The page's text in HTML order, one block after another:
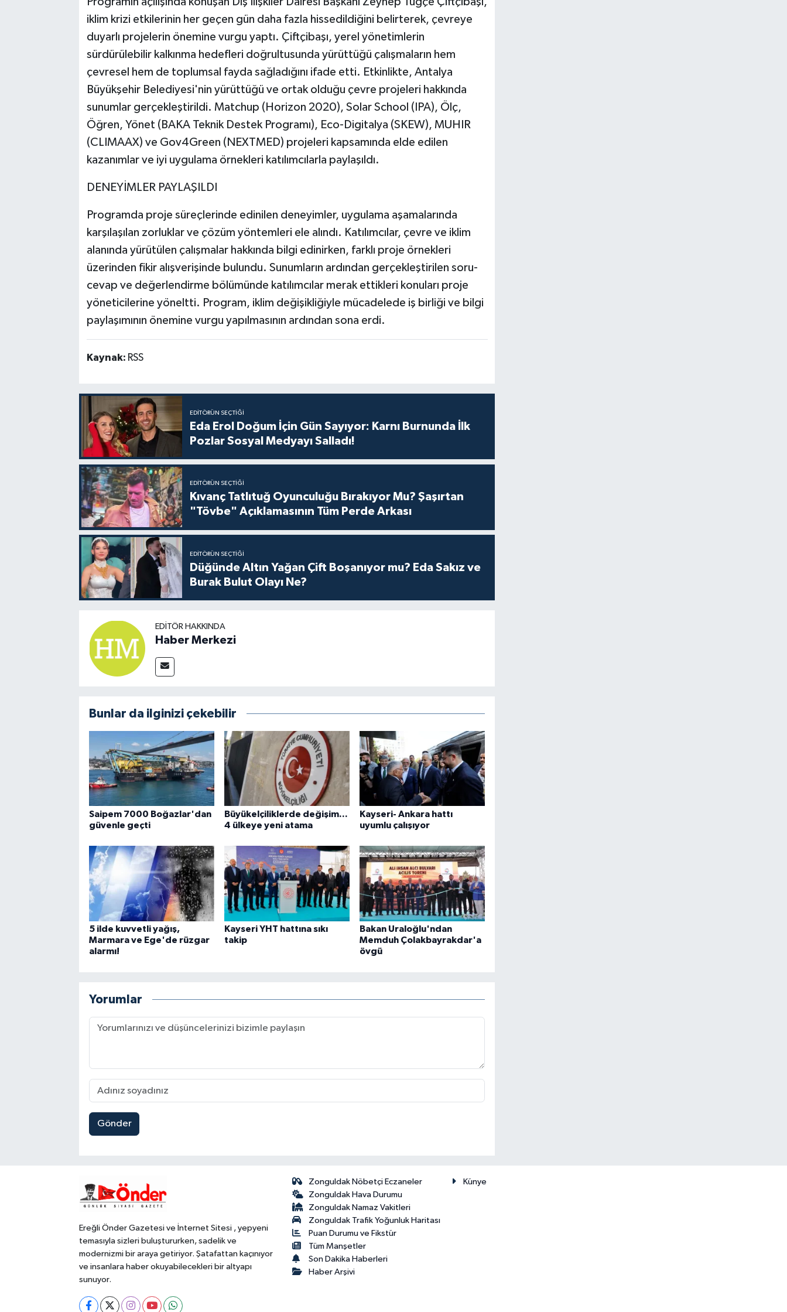
iklim krizi etkilerinin her geçen gün daha fazla hissedildiğini belirterek, çevreye
duyarlı projelerin önemine vurgu yaptı. Çiftçibaşı, yerel yönetimlerin
sürdürülebilir kalkınma hedefleri doğrultusunda yürüttüğü çalışmaların hem
çevresel hem de toplumsal fayda sağladığını ifade etti. Etkinlikte, Antalya
Büyükşehir Belediyesi'nin yürüttüğü ve ortak olduğu çevre projeleri hakkında
sunumlar gerçekleştirildi. Matchup (Horizon 2020), Solar School (IPA), Ölç,
Öğren, Yönet (BAKA Teknik Destek Programı), Eco-Digitalya (SKEW), MUHIR
(CLIMAAX) ve Gov4Green (NEXTMED) projeleri kapsamında elde edilen
kazanımlar ve iyi uygulama örnekleri katılımcılarla paylaşıldı.
DENEYİMLER PAYLAŞILDI
Programda proje süreçlerinde edinilen deneyimler, uygulama aşamalarında
karşılaşılan zorluklar ve çözüm yöntemleri ele alındı. Katılımcılar, çevre ve iklim
alanında yürütülen çalışmalar hakkında bilgi edinirken, farklı proje örnekleri
üzerinden fikir alışverişinde bulundu. Sunumların ardından gerçekleştirilen soru-
cevap ve değerlendirme bölümünde katılımcılar merak ettikleri konuları proje
yöneticilerine yöneltti. Program, iklim değişikliğiyle mücadelede iş birliği ve bilgi
paylaşımının önemine vurgu yapılmasının ardından sona erdi.
Kaynak: RSS
EDITÖRÜN SEÇTIĞI
Eda Erol Doğum İçin Gün Sayıyor: Karnı Burnunda İlk
Pozlar Sosyal Medyayı Salladı!
EDITÖRÜN SEÇTIĞI
Kıvanç Tatlıtuğ Oyunculuğu Bırakıyor Mu? Şaşırtan
"Tövbe" Açıklamasının Tüm Perde Arkası
EDITÖRÜN SEÇTIĞI
Düğünde Altın Yağan Çift Boşanıyor mu? Eda Sakız ve
Burak Bulut Olayı Ne?
EDITÖR HAKKINDA
Haber Merkezi
Bunlar da ilginizi çekebilir
Saipem 7000 Boğazlar'dan
güvenle geçti
Büyükelçiliklerde değişim...
4 ülkeye yeni atama
Kayseri- Ankara hattı
uyumlu çalışıyor
5 ilde kuvvetli yağış,
Marmara ve Ege'de rüzgar
alarmı!
Kayseri YHT hattına sıkı
takip
Bakan Uraloğlu'ndan
Memduh Çolakbayrakdar'a
övgü
Yorumlar
Gönder
Ereğli Önder Gazetesi ve İnternet Sitesi , yepyeni
temasıyla sizleri buluştururken, sadelik ve
modernizmi bir araya getiriyor. Şatafattan kaçınıyor
ve insanlara haber okuyabilecekleri bir altyapı
sunuyor.
Zonguldak Nöbetçi Eczaneler
Zonguldak Hava Durumu
Zonguldak Namaz Vakitleri
Zonguldak Trafik Yoğunluk Haritası
Puan Durumu ve Fikstür
Tüm Manşetler
Son Dakika Haberleri
Haber Arşivi
Künye